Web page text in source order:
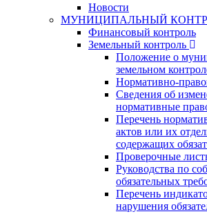
Новости
МУНИЦИПАЛЬНЫЙ
Финансовый контроль
Земельный контроль
Положение о
земельном
Нормативно-
Сведения об
нормативные
Перечень
актов или их
содержащих
Проверочные
Руководства по
обязательных
Перечень
нарушения